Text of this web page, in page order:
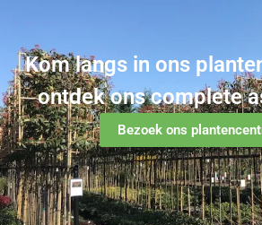
Kom langs in ons
ontdek ons complete
Bezoek ons